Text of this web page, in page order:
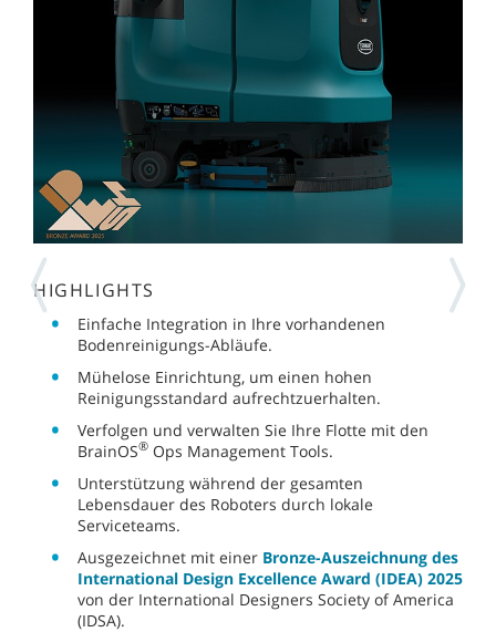
HIGHLIGHTS
Einfache Integration in Ihre vorhandenen
Bodenreinigungs-Abläufe.
Mühelose Einrichtung, um einen hohen
Reinigungsstandard aufrechtzuerhalten.
Verfolgen und verwalten Sie Ihre Flotte mit den
BrainOS® Ops Management Tools.
Unterstützung während der gesamten
Lebensdauer des Roboters durch lokale
Serviceteams.
Ausgezeichnet mit einer Bronze-Auszeichnung des
International Design Excellence Award (IDEA) 2025
von der International Designers Society of America
(IDSA).